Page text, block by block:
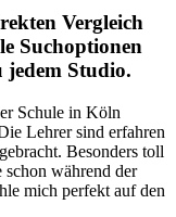
Vergleich
Suchoptionen
jedem Studio.
Schule in Köln
Lehrer sind erfahren
Besonders toll
während der
mich perfekt auf den